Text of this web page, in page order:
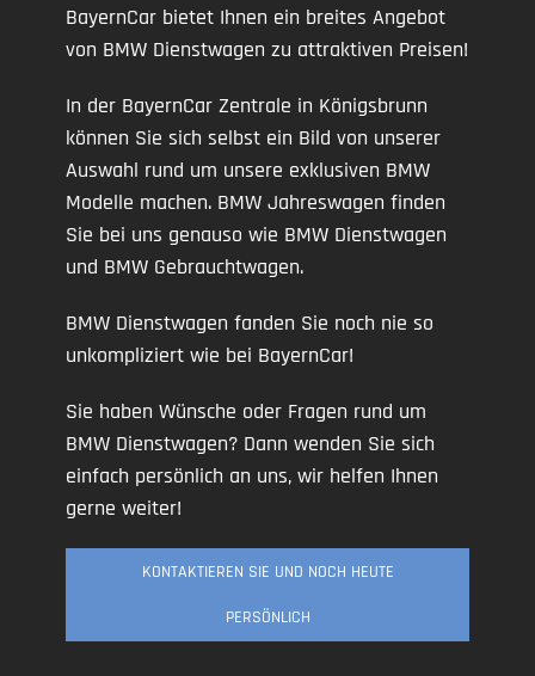
BayernCar bietet Ihnen ein breites Angebot
von BMW Dienstwagen zu attraktiven Preisen!
In der BayernCar Zentrale in Königsbrunn
können Sie sich selbst ein Bild von unserer
Auswahl rund um unsere exklusiven BMW
Modelle machen. BMW Jahreswagen finden
Sie bei uns genauso wie BMW Dienstwagen
und BMW Gebrauchtwagen.
BMW Dienstwagen fanden Sie noch nie so
unkompliziert wie bei BayernCar!
Sie haben Wünsche oder Fragen rund um
BMW Dienstwagen? Dann wenden Sie sich
einfach persönlich an uns, wir helfen Ihnen
gerne weiter!
KONTAKTIEREN SIE UND NOCH HEUTE
PERSÖNLICH